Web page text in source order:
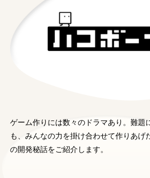
ゲーム作りには数々のドラマあり。難題
も、みんなの力を掛け合わせて作りあげ
の開発秘話をご紹介します。